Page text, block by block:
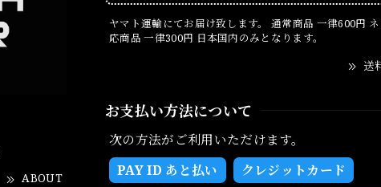
ABOUT
ヤマト運輸にてお届け致します。 通常商品 一律600円
応商品 一律300円 日本国内のみとなります。
送
お支払い方法について
次の方法がご利用いただけます。
PAY ID あと払い
クレジットカード